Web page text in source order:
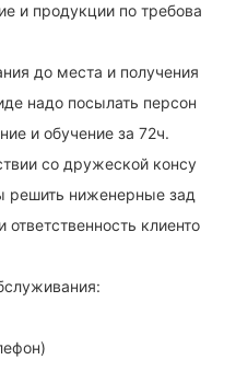
и продукции по требова
до места и получения
надо посылать персон
и обучение за 72ч.
со дружеской консу
решить ниженерные зад
клиенто